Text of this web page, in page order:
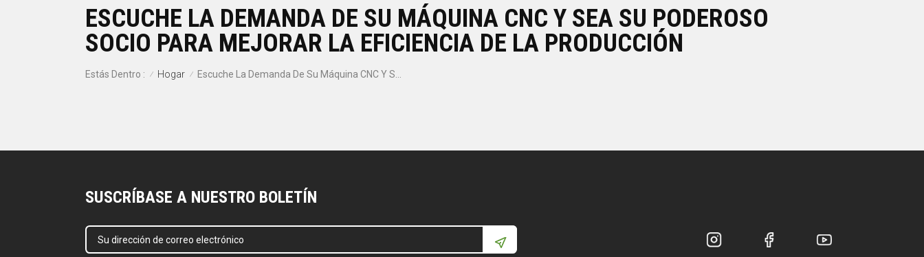
ESCUCHE LA DEMANDA DE SU MÁQUINA CNC Y SEA SU PODEROSO
SOCIO PARA MEJORAR LA EFICIENCIA DE LA PRODUCCIÓN
Estás Dentro : / Hogar / Escuche La Demanda De Su Máquina CNC Y Sea Su Poderoso Socio Para Mejorar La Eficiencia De La Producción
SUSCRÍBASE A NUESTRO BOLETÍN